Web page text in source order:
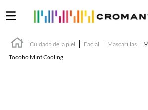
Cuidado de la piel Facial Mascarillas
Tocobo Mint Cooling